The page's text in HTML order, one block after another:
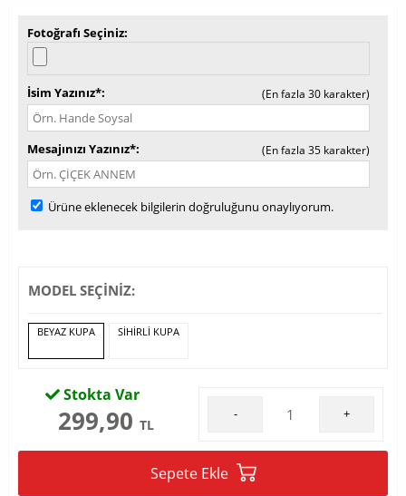
Fotoğrafı Seçiniz
İsim Yazınız* (En fazla 30 karakter)
Mesajınızı Yazınız* (En fazla 35 karakter)
Ürüne eklenecek bilgilerin doğruluğunu onaylıyorum.
MODEL SEÇİNİZ:
BEYAZ KUPA SİHİRLİ KUPA
Stokta Var
299,90 TL
- +
Sepete Ekle